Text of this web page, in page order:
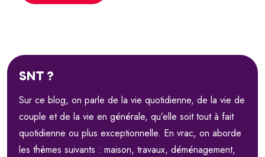
SNT ?
Sur ce blog, on parle de la vie quotidienne, de la vie de
couple et de la vie en générale, qu’elle soit tout à fait
quotidienne ou plus exceptionnelle. En vrac, on aborde
les thèmes suivants : maison, travaux, déménagement,